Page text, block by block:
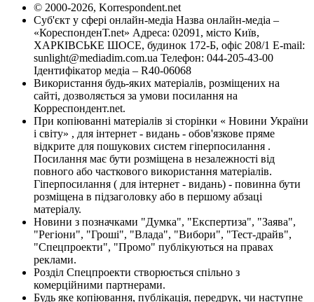
© 2000-2026, Korrespondent.net
Суб'єкт у сфері онлайн-медіа Назва онлайн-медіа –
«КореспонденТ.net» Адреса: 02091, місто Київ,
ХАРКІВСЬКЕ ШОСЕ, будинок 172-Б, офіс 208/1 E-mail:
sunlight@mediadim.com.ua Телефон: 044-205-43-00
Ідентифікатор медіа – R40-06068
Використання будь-яких матеріалів, розміщених на
сайті, дозволяється за умови посилання на
Корреспондент.net.
При копіюванні матеріалів зі сторінки « Новини України
і світу» , для інтернет - видань - обов'язкове пряме
відкрите для пошукових систем гіперпосилання .
Посилання має бути розміщена в незалежності від
повного або часткового використання матеріалів.
Гіперпосилання ( для інтернет - видань) - повинна бути
розміщена в підзаголовку або в першому абзаці
матеріалу.
Новини з позначками "Думка", "Експертиза", "Заява",
"Регіони", "Гроші", "Влада", "Вибори", "Тест-драйв",
"Спецпроекти", "Промо" публікуються на правах
реклами.
Розділ Спецпроекти створюється спільно з
комерційними партнерами.
Будь яке копіювання, публікація, передрук, чи наступне